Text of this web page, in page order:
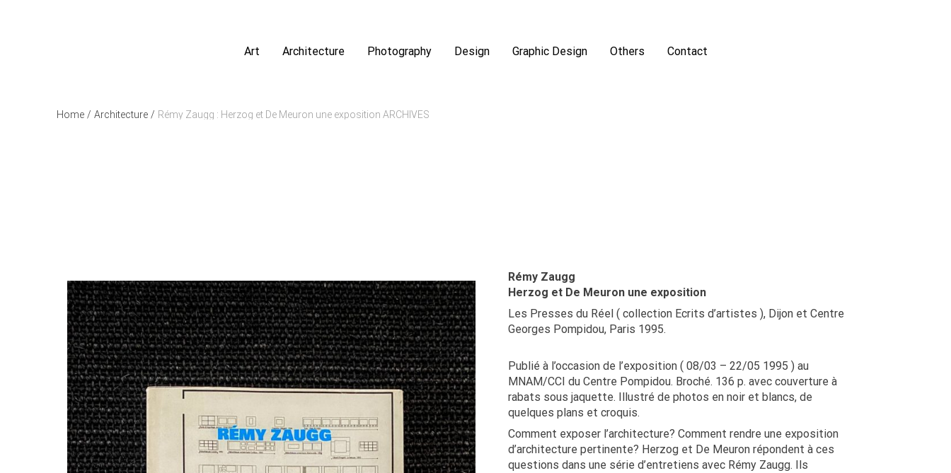
Art Architecture Photography Design Graphic Design Others Contact
Home / Architecture / Rémy Zaugg : Herzog et De Meuron une exposition ARCHIVES
Rémy Zaugg
Herzog et De Meuron une exposition
Les Presses du Réel ( collection Ecrits d’artistes ), Dijon et Centre
Georges Pompidou, Paris 1995.
Publié à l’occasion de l’exposition ( 08/03 – 22/05 1995 ) au
MNAM/CCI du Centre Pompidou. Broché. 136 p. avec couverture à
rabats sous jaquette. Illustré de photos en noir et blancs, de
quelques plans et croquis.
Comment exposer l’architecture? Comment rendre une exposition
d’architecture pertinente? Herzog et De Meuron répondent à ces
questions dans une série d’entretiens avec Rémy Zaugg. Ils